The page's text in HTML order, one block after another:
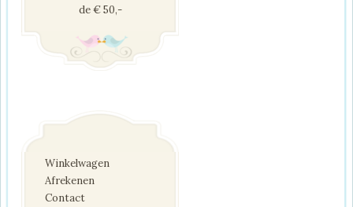
de € 50,-
Winkelwagen
Afrekenen
Contact